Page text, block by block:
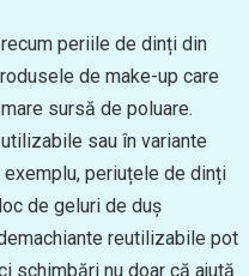
periile de dinți din
de make-up care
sursă de poluare.
sau în variante
periuțele de dinți
de geluri de duș
reutilizabile pot
schimbări nu doar că ajută